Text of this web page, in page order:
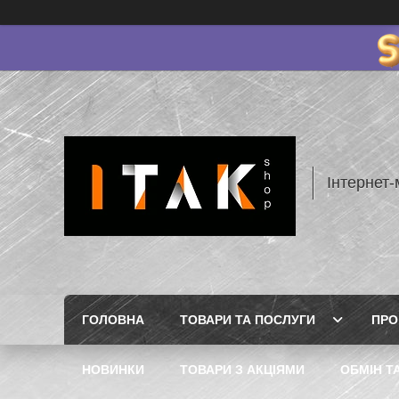
ГОЛОВНА ТОВАРИ ТА ПОСЛУГИ
НОВИНКИ ТОВАРИ З АКЦІЯМИ ОБМІН